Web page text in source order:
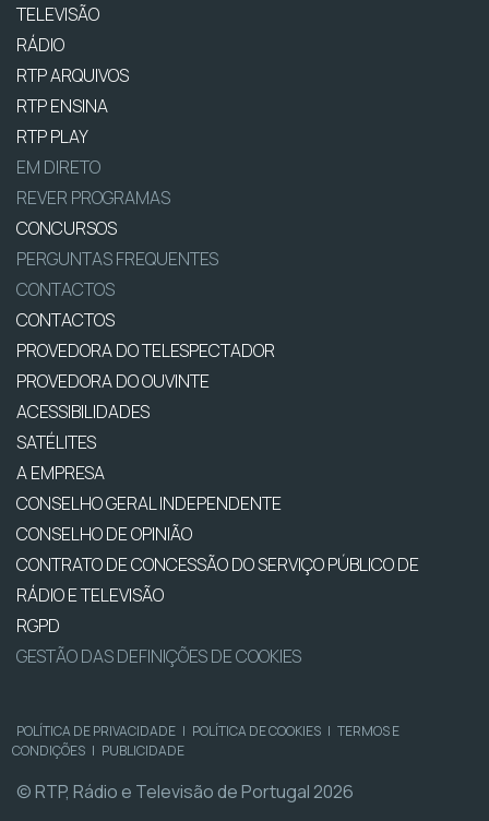
TELEVISÃO
RÁDIO
RTP ARQUIVOS
RTP ENSINA
RTP PLAY
EM DIRETO
REVER PROGRAMAS
CONCURSOS
PERGUNTAS FREQUENTES
CONTACTOS
CONTACTOS
PROVEDORA DO TELESPECTADOR
PROVEDORA DO OUVINTE
ACESSIBILIDADES
SATÉLITES
A EMPRESA
CONSELHO GERAL INDEPENDENTE
CONSELHO DE OPINIÃO
CONTRATO DE CONCESSÃO DO SERVIÇO PÚBLICO DE
RÁDIO E TELEVISÃO
RGPD
GESTÃO DAS DEFINIÇÕES DE COOKIES
POLÍTICA DE PRIVACIDADE | POLÍTICA DE COOKIES | TERMOS E
CONDIÇÕES | PUBLICIDADE
© RTP, Rádio e Televisão de Portugal 2026